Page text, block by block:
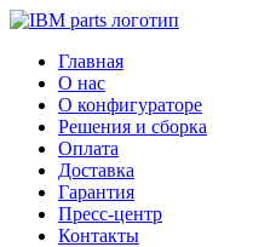
Главная
О нас
О конфигураторе
Решения и сборка
Оплата
Доставка
Гарантия
Пресс-центр
Контакты